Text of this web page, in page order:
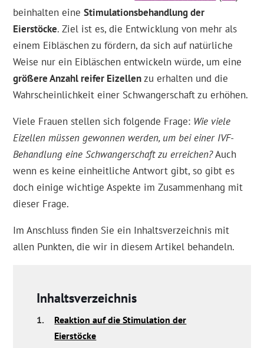
beinhalten eineStimulationsbehandlung der
Eierstöcke. Ziel ist es, die Entwicklung von mehr als
einem Eibläschen zu fördern, da sich auf natürliche
Weise nur ein Eibläschen entwickeln würde, um eine
größere Anzahl reifer Eizellenzu erhalten und die
Wahrscheinlichkeit einer Schwangerschaft zu erhöhen.
Viele Frauen stellen sich folgende Frage: Wie viele
Eizellen müssen gewonnen werden, um bei einer IVF-
Behandlung eine Schwangerschaft zu erreichen?Auch
wenn es keine einheitliche Antwort gibt, so gibt es
doch einige wichtige Aspekte im Zusammenhang mit
dieser Frage.
Im Anschluss finden Sie ein Inhaltsverzeichnis mit
allen Punkten, die wir in diesem Artikel behandeln.
Inhaltsverzeichnis
1.
Reaktion auf die Stimulation der
Eierstöcke